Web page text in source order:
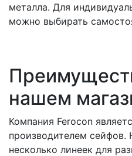
металла. Для
можно выбирать
нашем
Компания Ferocon
производителем сейфов.
несколько линеек для